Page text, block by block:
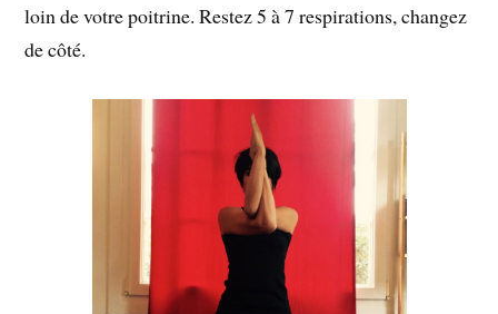
loin de votre poitrine. Restez 5 à 7 respirations, changez
de côté.